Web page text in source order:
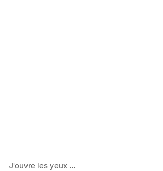
J'ouvre les yeux ...